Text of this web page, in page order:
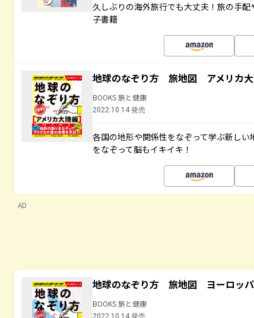
久しぶりの海外旅行でも大丈夫！旅の手
子書籍
地球のなぞり方 旅地図 アメリカ
BOOKS 旅と健康
2022.10.14 発売
各国の地形や関係性をなぞって学ぶ新し
をなぞって脳もイキイキ！
AD
地球のなぞり方 旅地図 ヨーロッ
BOOKS 旅と健康
2022.10.14 発売